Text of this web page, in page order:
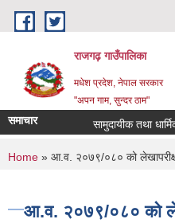
Skip to main content
राजगढ़ गाउँपालिका
मधेश प्रदेश, नेपाल सरकार
"अपन गाम, सुन्दर ठाम"
समाचार सामुदायीक तथा
You are here
Home » आ.व. २०७९/०८० को
आ.व. २०७९/०८० को